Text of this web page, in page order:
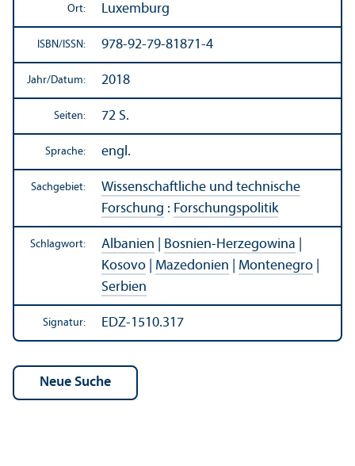
Ort: Luxemburg
ISBN/ ISSN: 978-92-79-81871-4
Jahr/Datum: 2018
Seiten: 72 S.
Sprache: engl.
Sachgebiet:
Wissenschaft­liche und technische
Forschung : Forschungs­politik
Schlagwort: Albanien Bosnien-Herzegowina
Kosovo
Mazedonien Montenegro
Serbien
Signatur: EDZ-1510.317